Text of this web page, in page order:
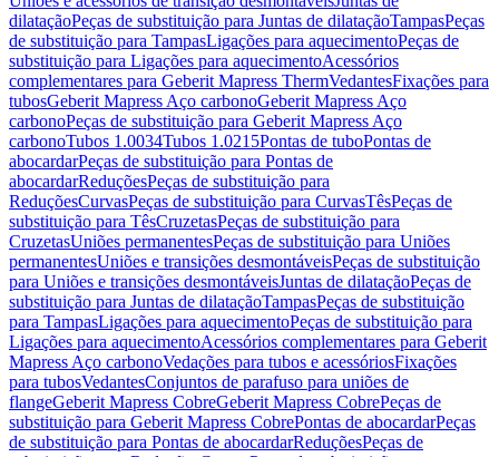
dilataçãoPeças de substituição para Juntas de dilataçãoTampasPeças
de substituição para TampasLigações para aquecimentoPeças de
substituição para Ligações para aquecimentoAcessórios
complementares para Geberit Mapress ThermVedantesFixações para
tubosGeberit Mapress Aço carbonoGeberit Mapress Aço
carbonoPeças de substituição para Geberit Mapress Aço
carbonoTubos 1.0034Tubos 1.0215Pontas de tuboPontas de
abocardarPeças de substituição para Pontas de
abocardarReduçõesPeças de substituição para
ReduçõesCurvasPeças de substituição para CurvasTêsPeças de
substituição para TêsCruzetasPeças de substituição para
CruzetasUniões permanentesPeças de substituição para Uniões
permanentesUniões e transições desmontáveisPeças de substituição
para Uniões e transições desmontáveisJuntas de dilataçãoPeças de
substituição para Juntas de dilataçãoTampasPeças de substituição
para TampasLigações para aquecimentoPeças de substituição para
Ligações para aquecimentoAcessórios complementares para Geberit
Mapress Aço carbonoVedações para tubos e acessóriosFixações
para tubosVedantesConjuntos de parafuso para uniões de
flangeGeberit Mapress CobreGeberit Mapress CobrePeças de
substituição para Geberit Mapress CobrePontas de abocardarPeças
de substituição para Pontas de abocardarReduçõesPeças de